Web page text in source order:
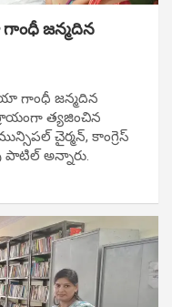
జ‌న్మ‌దిన
గాంధీ జ‌న్మ‌దిన
త్య‌జించిన
చైర్మ‌న్, కాంగ్రెస్
పాటిల్ అన్నారు.